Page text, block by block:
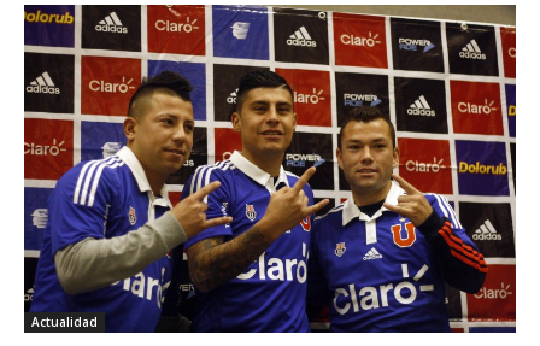
Actualidad